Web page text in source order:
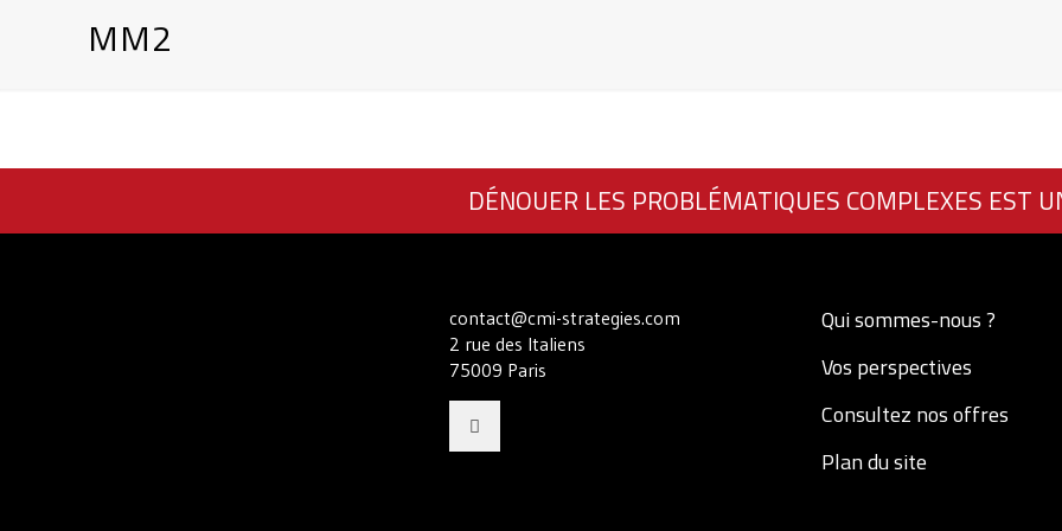
MM2
DÉNOUER LES PROBLÉMATIQUES COMPLEXES EST
contact@cmi-strategies.com
2 rue des Italiens
75009 Paris
Qui sommes-nous ?
Vos perspectives
Consultez nos offres
Plan du site